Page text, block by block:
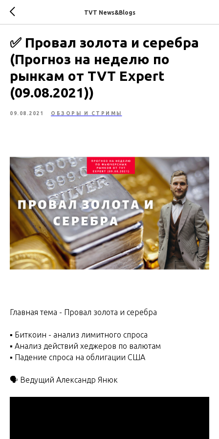
TVT News&Blogs
✅ Провал золота и серебра
(Прогноз на неделю по
рынкам от TVT Expert
(09.08.2021))
09.08.2021 ОБЗОРЫ И СТРИМЫ
Главная тема - Провал золота и серебра
▪️ Биткоин - анализ лимитного спроса
▪️ Анализ действий хеджеров по валютам
▪️ Падение спроса на облигации США
🗣 Ведущий Александр Янюк